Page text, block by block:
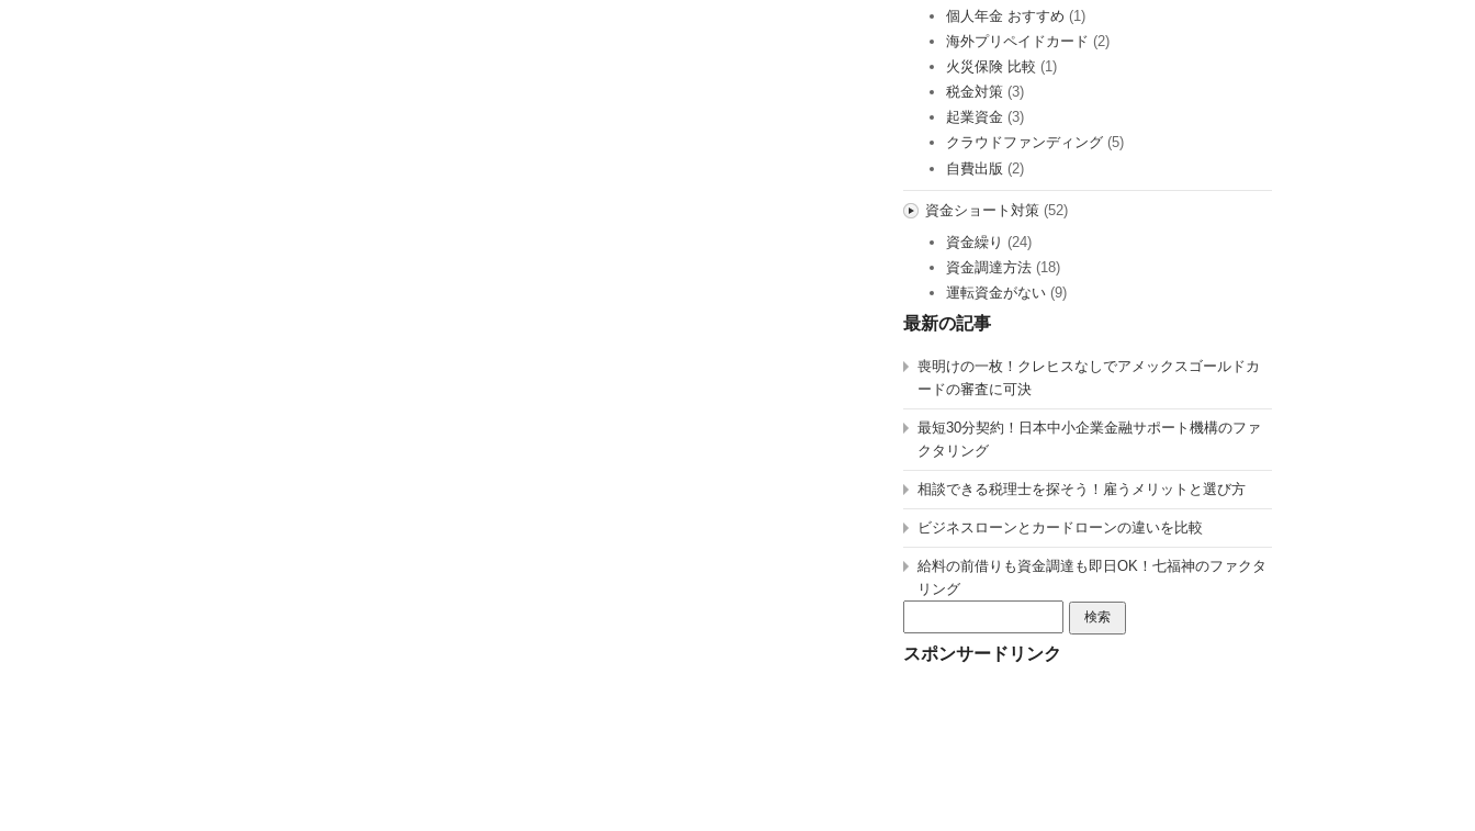
個人年金 おすすめ (1)
海外プリペイドカード (2)
火災保険 比較 (1)
税金対策 (3)
起業資金 (3)
クラウドファンディング (5)
自費出版 (2)
資金ショート対策(52)
資金繰り (24)
資金調達方法 (18)
運転資金がない (9)
最新の記事
喪明けの一枚！クレヒスなしでアメックスゴールドカ
ードの審査に可決
最短30分契約！日本中小企業金融サポート機構のファ
クタリング
相談できる税理士を探そう！雇うメリットと選び方
ビジネスローンとカードローンの違いを比較
給料の前借りも資金調達も即日OK！七福神のファクタ
リング
索:
スポンサードリンク